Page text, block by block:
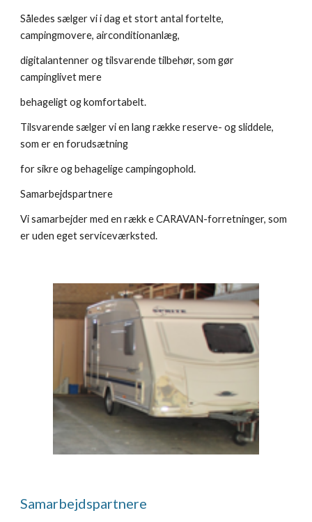
Således sælger vi i dag et stort antal fortelte,
campingmovere, airconditionanlæg,
digitalantenner og tilsvarende tilbehør, som gør
campinglivet mere
behageligt og komfortabelt.
Tilsvarende sælger vi en lang række reserve- og sliddele,
som er en forudsætning
for sikre og behagelige campingophold.
Samarbejdspartnere
Vi samarbejder med en rækk e CARAVAN-forretninger, som
er uden eget serviceværksted.
Samarbejdspartnere